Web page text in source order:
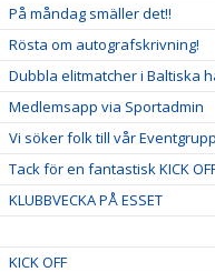
På måndag smäller det!!
Rösta om autografskrivning!
Dubbla elitmatcher i Baltiska
Medlemsapp via Sportadmin
Vi söker folk till vår Eventgrupp
Tack för en fantastisk KICK
KLUBBVECKA PÅ ESSET
KICK OFF